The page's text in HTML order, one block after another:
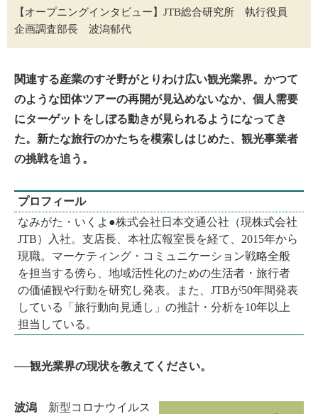
【オープニングインタビュー】JTB総合研究所 執行役員
企画調査部長 波潟郁代
関連する産業のすそ野がとりわけ広い観光業界。かつて
のような団体ツアーの再開が見込めないなか、個人需要
にターゲットをしぼる動きが見られるようになってき
た。新たな旅行のかたちを模索しはじめた、観光事業者
の挑戦を追う。
プロフィール
なみがた・いくよ●株式会社日本交通公社（現株式会社
JTB）入社。支店長、本社広報室長を経て、2015年から
現職。マーケティング・コミュニケーション戦略全般
を担当する傍ら、地域活性化のための生活者・旅行者
の価値観や行動を研究し発表。また、JTBが50年間発表
している「旅行動向見通し」の推計・分析を10年以上
担当している。
──観光業界の現状を教えてください。
波潟 新型コロナウイルス